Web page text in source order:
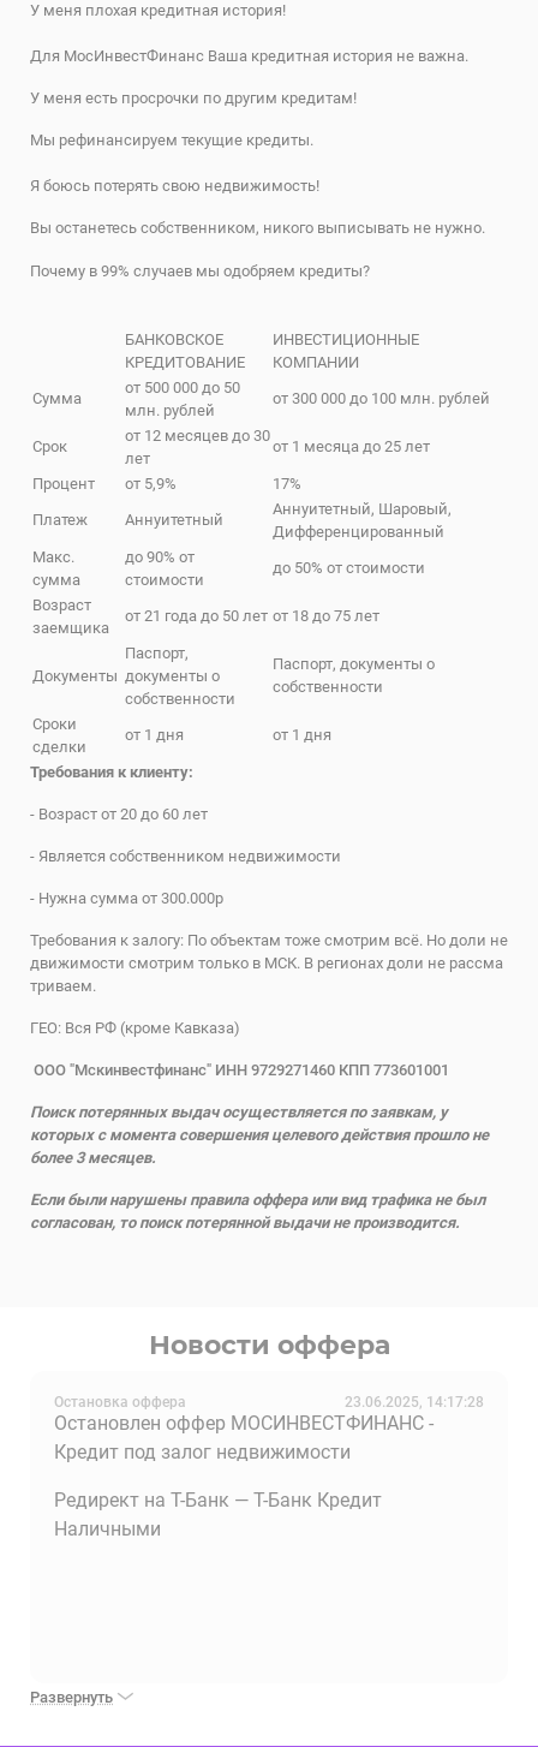
У меня плохая кредитная история!
Для МосИнвестФинанс Ваша кредитная история не важна.
У меня есть просрочки по другим кредитам!
Мы рефинансируем текущие кредиты.
Я боюсь потерять свою недвижимость!
Вы останетесь собственником, никого выписывать не нужно.
Почему в 99% случаев мы одобряем кредиты?
БАНКОВСКОЕ
КРЕДИТОВАНИЕ
ИНВЕСТИЦИОННЫЕ
КОМПАНИИ
Сумма
от 500 000 до 50
млн. рублей
от 300 000 до 100 млн. рублей
Срок
от 12 месяцев до 30
лет
от 1 месяца до 25 лет
Процент от 5,9%
17%
Платеж
Аннуитетный
Аннуитетный, Шаровый,
Дифференцированный
Макс.
сумма
до 90% от
стоимости
до 50% от стоимости
Возраст
заемщика
от 21 года до 50 лет от 18 до 75 лет
Документы
Паспорт,
документы о
собственности
Паспорт, документы о
собственности
Сроки
сделки
от 1 дня от 1 дня
Требования к клиенту:
- Возраст от 20 до 60 лет
- Является собственником недвижимости
- Нужна сумма от 300.000р
Требования к залогу: По объектам тоже смотрим всё. Но доли не
движимости смотрим только в МСК. В регионах доли не рассма
триваем.
ГЕО: Вся РФ (кроме Кавказа)
ООО "Мскинвестфинанс" ИНН 9729271460 КПП 773601001
Поиск потерянных выдач осуществляется по заявкам, у
которых с момента совершения целевого действия прошло не
более 3 месяцев.
Если были нарушены правила оффера или вид трафика не был
согласован, то поиск потерянной выдачи не производится.
Новости оффера
Остановка оффера 23.06.2025, 14:17:28
Остановлен оффер МОСИНВЕСТФИНАНС -
Кредит под залог недвижимости
Редирект на Т-Банк — Т-Банк Кредит
Наличными
Развернуть